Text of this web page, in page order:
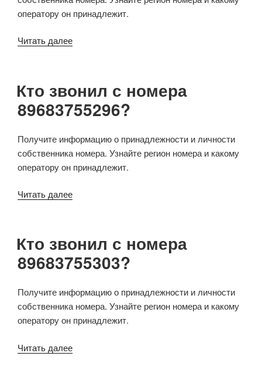
оператору он принадлежит.
Читать далее
Кто звонил с номера
89683755296?
Получите информацию о принадлежности и личности
собственника номера. Узнайте регион номера и какому
оператору он принадлежит.
Читать далее
Кто звонил с номера
89683755303?
Получите информацию о принадлежности и личности
собственника номера. Узнайте регион номера и какому
оператору он принадлежит.
Читать далее